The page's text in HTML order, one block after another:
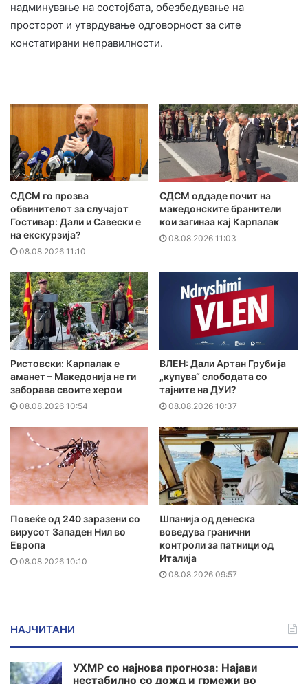
надминување на состојбата, обезбедување на
просторот и утврдување одговорност за сите
констатирани неправилности.
СДСМ го прозва
обвинителот за случајот
Гостивар: Дали и Савески е
на екскурзија?
08.08.2026 11:10
СДСМ оддаде почит на
македонските бранители
кои загинаа кај Карпалак
08.08.2026 11:03
Ристовски: Карпалак е
аманет – Македонија не ги
заборава своите херои
08.08.2026 10:54
ВЛЕН: Дали Артан Груби ја
„купува“ слободата со
тајните на ДУИ?
08.08.2026 10:37
Повеќе од 240 заразени со
вирусот Западен Нил во
Европа
08.08.2026 10:10
Шпанија од денеска
воведува гранични
контроли за патници од
Италија
08.08.2026 09:57
НАЈЧИТАНИ
УХМР со најнова прогноза: Најави
нестабилно со дожд и грмежи во